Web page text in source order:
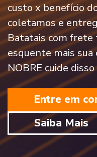
custo x benefício
coletamos e
Batatais com
esquente mais sua
NOBRE cuide
Entre em
Saiba Mais